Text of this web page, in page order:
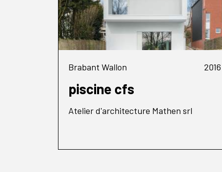
Brabant Wallon 2016
piscine cfs
Atelier d'architecture Mathen srl